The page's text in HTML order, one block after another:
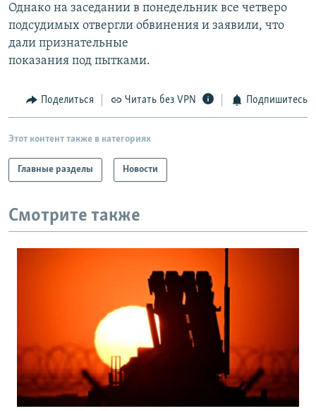
Однако на заседании в понедельник все четверо
подсудимых отвергли обвинения и заявили, что
дали признательные
показания под пытками.
Поделиться Читать без VPN Подпишитесь
Этот контент также в категориях
Главные разделы Новости
Смотрите также